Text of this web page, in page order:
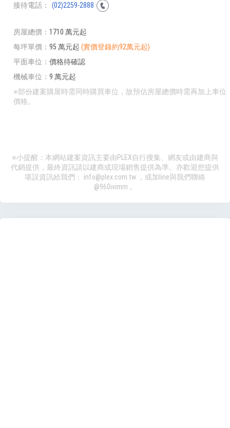
接待電話 (02)2259-2888
房屋總價
1710 萬元起
每坪單價
95 萬元起(實價登錄約92萬元起)
平面車位
價格待確認
機械車位
9 萬元起
※部份建案購屋時需同時購買車位，故預估房屋總價時需再加上車位
價格。
※小提醒：本網站建案資訊主要由PLEX自行搜集、網友或由建商與
代銷提供，最終資訊請以建商或現場銷售提供為準。亦歡迎您提供
堪誤資訊給我們： info@plex.com.tw ，或加line與我們聯絡
@960ivimm 。